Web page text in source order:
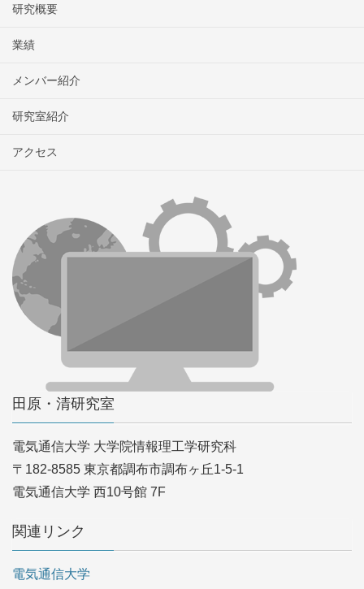
研究概要
業績
メンバー紹介
研究室紹介
アクセス
田原・清研究室
電気通信大学 大学院情報理工学研究科
〒182-8585 東京都調布市調布ヶ丘1-5-1
電気通信大学 西10号館 7F
関連リンク
電気通信大学